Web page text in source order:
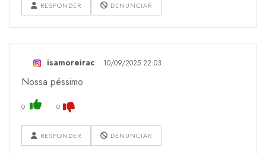
RESPONDER DENUNCIAR
isamoreirac 10/09/2025 22:03
Nossa péssimo
0 0
RESPONDER DENUNCIAR